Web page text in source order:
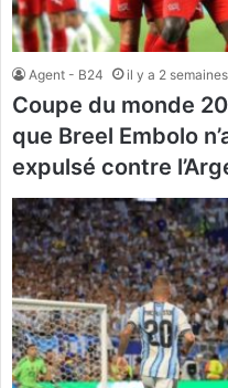
Agent - B24 il y a 2 semaines
Coupe du monde
que Breel Embolo
expulsé contre